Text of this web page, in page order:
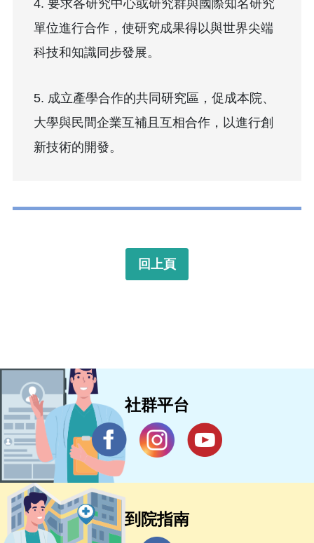
4. 要求各研究中心或研究群與國際知名研究
單位進行合作，使研究成果得以與世界尖端
科技和知識同步發展。
5. 成立產學合作的共同研究區，促成本院、
大學與民間企業互補且互相合作，以進行創
新技術的開發。
回上頁
社群平台
到院指南